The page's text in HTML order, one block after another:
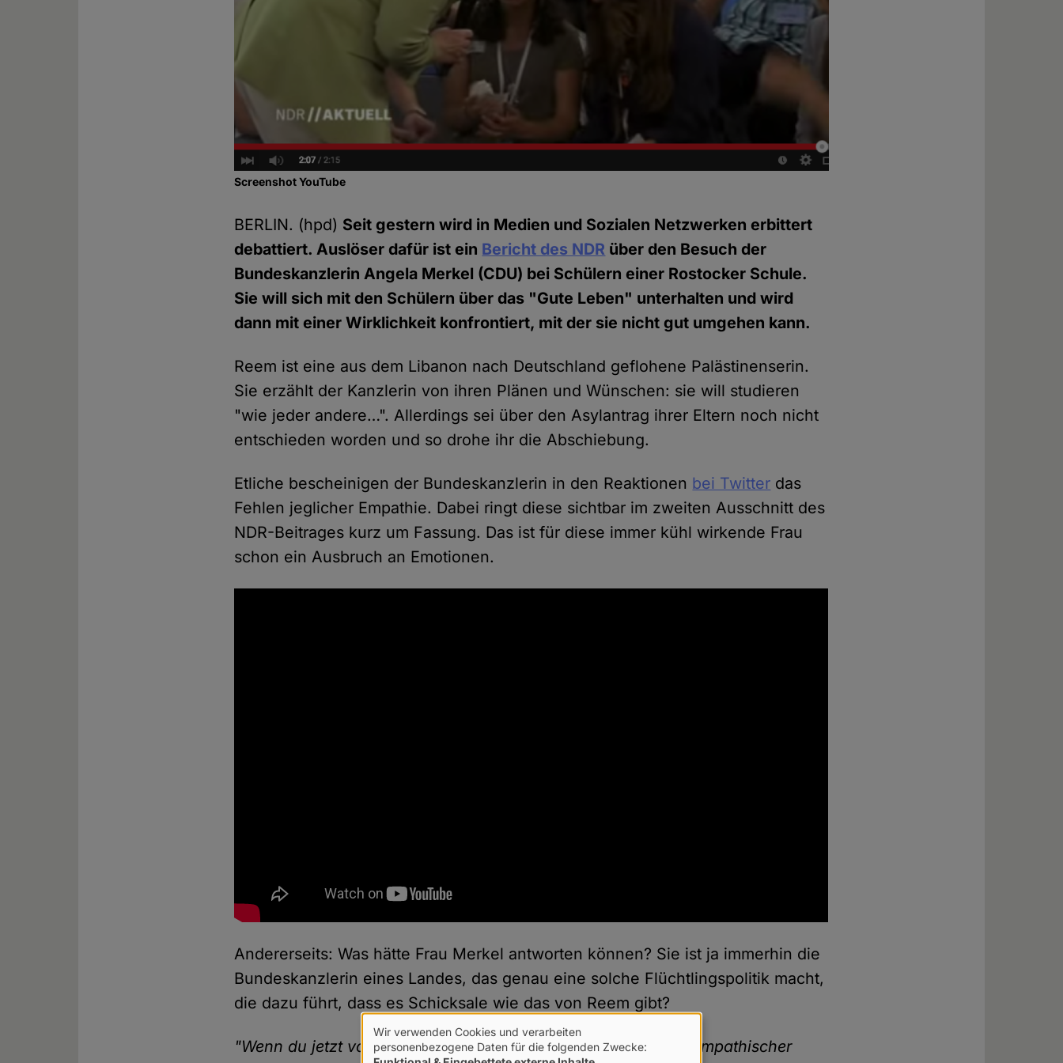
Screenshot YouTube
BERLIN. (hpd) Seit gestern wird in Medien und Sozialen Netzwerken erbittert
debattiert. Auslöser dafür ist ein Bericht des NDR über den Besuch der
Bundeskanzlerin Angela Merkel (CDU) bei Schülern einer Rostocker Schule.
Sie will sich mit den Schülern über das "Gute Leben" unterhalten und wird
dann mit einer Wirklichkeit konfrontiert, mit der sie nicht gut umgehen kann.
Reem ist eine aus dem Libanon nach Deutschland geflohene Palästinenserin.
Sie erzählt der Kanzlerin von ihren Plänen und Wünschen: sie will studieren
"wie jeder andere…". Allerdings sei über den Asylantrag ihrer Eltern noch nicht
entschieden worden und so drohe ihr die Abschiebung.
Etliche bescheinigen der Bundeskanzlerin in den Reaktionen bei Twitter das
Fehlen jeglicher Empathie. Dabei ringt diese sichtbar im zweiten Ausschnitt des
NDR-Beitrages kurz um Fassung. Das ist für diese immer kühl wirkende Frau
schon ein Ausbruch an Emotionen.
Andererseits: Was hätte Frau Merkel antworten können? Sie ist ja immerhin die
Bundeskanzlerin eines Landes, das genau eine solche Flüchtlingspolitik macht,
die dazu führt, dass es Schicksale wie das von Reem gibt?
"Wenn du jetzt vor mir stehst, dann bist du ja ein unheimlich sympathischer
Verwendung
Wir verwenden Cookies und verarbeiten
personenbezogene Daten für die folgenden Zwecke: